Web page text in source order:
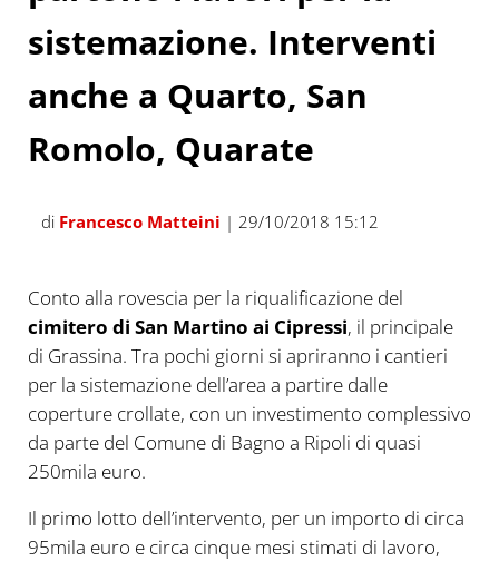
sistemazione. Interventi
anche a Quarto, San
Romolo, Quarate
di Francesco Matteini | 29/10/2018 15:12
Conto alla rovescia per la riqualificazione del
cimitero di San Martino ai Cipressi, il principale
di Grassina. Tra pochi giorni si apriranno i cantieri
per la sistemazione dell’area a partire dalle
coperture crollate, con un investimento complessivo
da parte del Comune di Bagno a Ripoli di quasi
250mila euro.
Il primo lotto dell’intervento, per un importo di circa
95mila euro e circa cinque mesi stimati di lavoro,